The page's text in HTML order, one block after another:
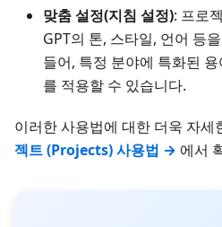
맞춤 설정(지침 설정): 프로
GPT의 톤, 스타일, 언어 등
들어, 특정 분야에 특화된
를 적용할 수 있습니다.
이러한 사용법에 대한 더욱 자세
젝트 (Projects) 사용법 → 에서